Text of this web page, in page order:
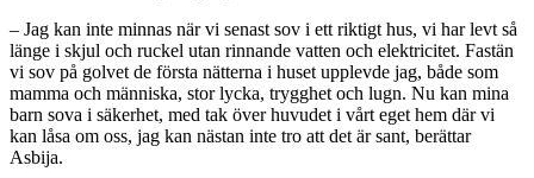
– Jag kan inte minnas när vi senast sov i ett riktigt hus, vi har levt så
länge i skjul och ruckel utan rinnande vatten och elektricitet. Fastän
vi sov på golvet de första nätterna i huset upplevde jag, både som
mamma och människa, stor lycka, trygghet och lugn. Nu kan mina
barn sova i säkerhet, med tak över huvudet i vårt eget hem där vi
kan låsa om oss, jag kan nästan inte tro att det är sant, berättar
Asbija.